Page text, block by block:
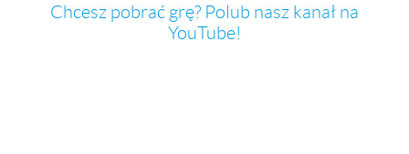
Chcesz pobrać grę? Polub nasz kanał na
YouTube!